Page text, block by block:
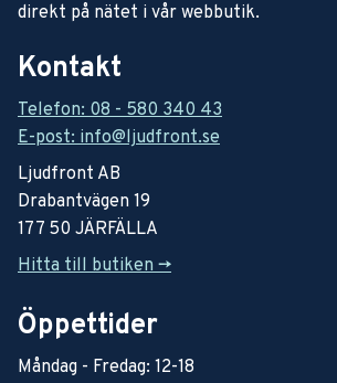
direkt på nätet i vår webbutik.
Kontakt
Telefon: 08 - 580 340 43
E-post: info@ljudfront.se
Ljudfront AB
Drabantvägen 19
177 50 JÄRFÄLLA
Hitta till butiken ->
Öppettider
Måndag - Fredag: 12-18